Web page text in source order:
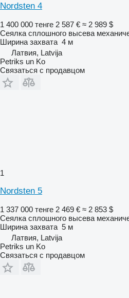
Nordsten 4
1 400 000 тенге 2 587 € ≈ 2 989 $
Сеялка сплошного высева
Ширина захвата 4 м
Латвия, Latvija
Petriks un Ko
Связаться с продавцом
1
Nordsten 5
1 337 000 тенге 2 469 € ≈ 2 853 $
Сеялка сплошного высева
Ширина захвата 5 м
Латвия, Latvija
Petriks un Ko
Связаться с продавцом